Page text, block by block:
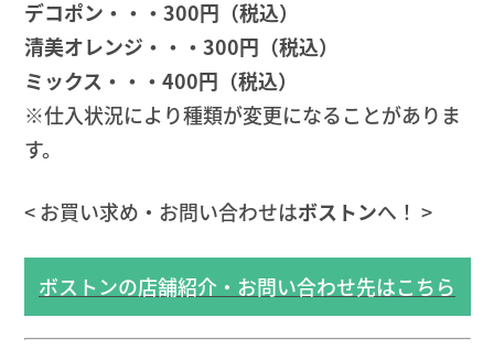
デコポン・・・300円（税込）
清美オレンジ・・・300円（税込）
ミックス・・・400円（税込）
※仕入状況により種類が変更になることがありま
す。
< お買い求め・お問い合わせはボストンへ！ >
ボストンの店舗紹介・お問い合わせ先はこちら